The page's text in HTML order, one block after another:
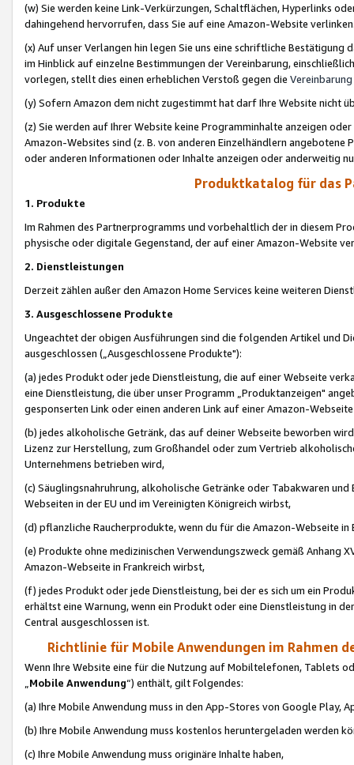
(w) Sie werden keine Link-Verkürzungen, Schaltflächen, Hyperlinks
dahingehend hervorrufen, dass Sie auf eine Amazon-Website
(x) Auf unser Verlangen hin legen Sie uns eine schriftliche
im Hinblick auf einzelne Bestimmungen der Vereinbarung,
vorlegen, stellt dies einen erheblichen Verstoß gegen die Vereinbarung
(y) Sofern Amazon dem nicht zugestimmt hat darf Ihre Website nicht
(z) Sie werden auf Ihrer Website keine Programminhalte anzeigen
Amazon-Websites sind (z. B. von anderen Einzelhändlern
oder anderen Informationen oder Inhalte anzeigen oder anderweitig
Produktkatalog für das
1. Produkte
Im Rahmen des Partnerprogramms und vorbehaltlich der in diesem
physische oder digitale Gegenstand, der auf einer Amazon-Website
2. Dienstleistungen
Derzeit zählen außer den Amazon Home Services keine weiteren
3. Ausgeschlossene Produkte
Ungeachtet der obigen Ausführungen sind die folgenden Artikel und
ausgeschlossen („Ausgeschlossene Produkte"):
(a) jedes Produkt oder jede Dienstleistung, die auf einer Webseite
eine Dienstleistung, die über unser Programm „Produktanzeigen"
gesponserten Link oder einen anderen Link auf einer Amazon-
(b) jedes alkoholische Getränk, das auf deiner Webseite beworben
Lizenz zur Herstellung, zum Großhandel oder zum Vertrieb
Unternehmens betrieben wird,
(c) Säuglingsnahruhrung, alkoholische Getränke oder Tabakwaren
Webseiten in der EU und im Vereinigten Königreich wirbst,
(d) pflanzliche Raucherprodukte, wenn du für die Amazon-Webseite in
(e) Produkte ohne medizinischen Verwendungszweck gemäß Anhang
Amazon-Webseite in Frankreich wirbst,
(f) jedes Produkt oder jede Dienstleistung, bei der es sich um ein
erhältst eine Warnung, wenn ein Produkt oder eine Dienstleistung in
Central ausgeschlossen ist.
Richtlinie für Mobile Anwendungen im Rahmen
Wenn Ihre Website eine für die Nutzung auf Mobiltelefonen, Tablets
„Mobile Anwendung“) enthält, gilt Folgendes:
(a) Ihre Mobile Anwendung muss in den App-Stores von Google Play,
(b) Ihre Mobile Anwendung muss kostenlos heruntergeladen werden
(c) Ihre Mobile Anwendung muss originäre Inhalte haben,